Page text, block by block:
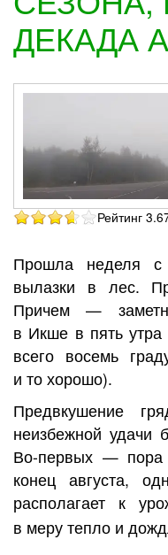
ДЕКАДА
Рейтинг
Прошла неделя с
вылазки в лес.
Причем —
в Икше в пять
всего восемь
и то хорошо).
Предвкушение
неизбежной удачи
Во-первых —
конец августа,
располагает к
в меру тепло и